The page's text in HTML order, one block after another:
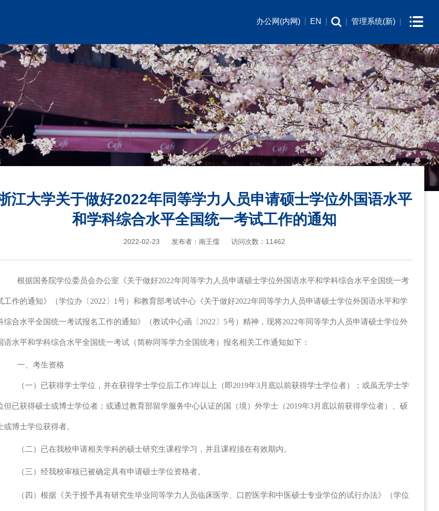
办公网(内网) EN 管理系统(新)
江大学关于做好2022年同等学力人员申请硕士学位外国语水平
和学科综合水平全国统一考试工作的通知
2022-02-23 发布者： 南王儒 访问次数： 11462
根据国务院学位委员会办公室《关于做好2022年同等学力人员申请硕士学位外国语水平和学科综合水平全国统一考
工作的通知》（学位办〔 2022 〕 1号）和教育部考试中心《关于做好2022年同等学力人员申请硕士学位外国语水平和学
综合水平全国统一考试报名工作的通知》（教试中心函〔 2022 〕 5号）精神，现将2022年同等学力人员申请硕士学位外
语水平和学科综合水平全国统一考试（简称同等学力全国统考）报名相关工作通知如下：
一、考生资格
（一）已获得学士学位，并在获得学士学位后工作3年以上（即2019年3月底以前获得学士学位者）；或虽无学士学
但已获得硕士或博士学位者；或通过教育部留学服务中心认证的国（境）外学士（2019年3月底以前获得学位者）、硕
或博士学位获得者。
（二）已在我校申请相关学科的硕士研究生课程学习，并且课程须在有效期内。
（三）经我校审核已被确定具有申请硕士学位资格者。
（四）根据《关于授予具有研究生毕业同等学力人员临床医学、口腔医学和中医硕士专业学位的试行办法》（学位